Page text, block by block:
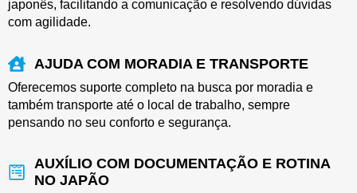
japonês, facilitando a comunicação e resolvendo dúvidas
com agilidade.
AJUDA COM MORADIA E TRANSPORTE
Oferecemos suporte completo na busca por moradia e
também transporte até o local de trabalho, sempre
pensando no seu conforto e segurança.
AUXÍLIO COM DOCUMENTAÇÃO E ROTINA
NO JAPÃO